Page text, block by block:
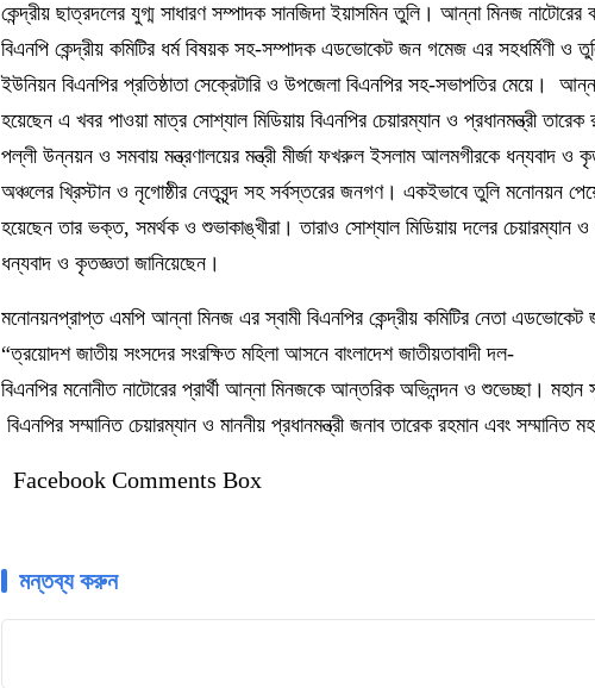
কেন্দ্রীয় ছাত্রদলের যুগ্ম সাধারণ সম্পাদক সানজিদা ইয়াসমিন তুলি। আন্না মিনজ
বিএনপি কেন্দ্রীয় কমিটির ধর্ম বিষয়ক সহ-সম্পাদক এডভোকেট জন গমেজ এর সহধর্মিণী ও
ইউনিয়ন বিএনপির প্রতিষ্ঠাতা সেক্রেটারি ও উপজেলা বিএনপির সহ-সভাপতির মেয়ে।
হয়েছেন এ খবর পাওয়া মাত্র সোশ্যাল মিডিয়ায় বিএনপির চেয়ারম্যান ও প্রধানমন্ত্রী
পল্লী উন্নয়ন ও সমবায় মন্ত্রণালয়ের মন্ত্রী মীর্জা ফখরুল ইসলাম আলমগীরকে ধন্যবাদ ও
অঞ্চলের খ্রিস্টান ও নৃগোষ্ঠীর নেতৃবৃন্দ সহ সর্বস্তরের জনগণ। একইভাবে তুলি মনোনয়ন
হয়েছেন তার ভক্ত, সমর্থক ও শুভাকাঙ্খীরা। তারাও সোশ্যাল মিডিয়ায় দলের চেয়ারম্যান ও
ধন্যবাদ ও কৃতজ্ঞতা জানিয়েছেন।
মনোনয়নপ্রাপ্ত এমপি আন্না মিনজ এর স্বামী বিএনপির কেন্দ্রীয় কমিটির নেতা এডভোকেট
“ত্রয়োদশ জাতীয় সংসদের সংরক্ষিত মহিলা আসনে বাংলাদেশ জাতীয়তাবাদী দল-
বিএনপির মনোনীত নাটোরের প্রার্থী আন্না মিনজকে আন্তরিক অভিনন্দন ও শুভেচ্ছা। মহান
বিএনপির সম্মানিত চেয়ারম্যান ও মাননীয় প্রধানমন্ত্রী জনাব তারেক রহমান এবং
Facebook Comments Box
মন্তব্য করুন